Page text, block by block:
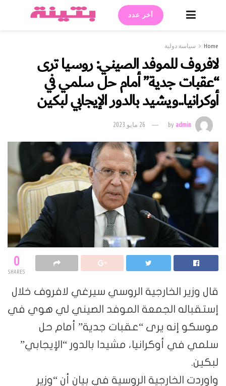
أخر عدد
Home سياسة دولية
لافروف للموفد الصيني: روسيا ترى
“عقبات جدية” أمام حل سلمي في
أوكرانيا..ويشيد بالدور الإيجابي لبكين
byadmin 26 مايو 2023
0
SHARES
قال وزير الخارجية الروسي سيرغي لافروف خلال
إستقباله الجمعة الموفد الصيني لي هوي في
موسكو إنه يرى “عقبات جدية” أمام حل
سلمي في أوكرانيا، مشيدا بالدور “الإيجابي”
لبكين.
واوردت الخارجية الروسية في بيان أن “وزير